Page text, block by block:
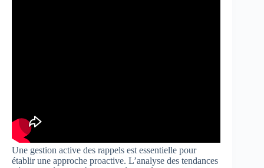
Une gestion active des rappels est essentielle pour
établir une approche proactive. L’analyse des tendances